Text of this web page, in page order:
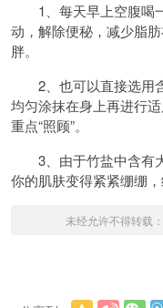
1、每天早上空腹喝
动，解除便秘 ，减少脂
胖。
2、也可以直接选用含
均匀涂抹在身上再进行
重点“照顾”。
3、由于竹盐中含有
你的肌肤变得紧紧绷绷，
未经允许不得转载：